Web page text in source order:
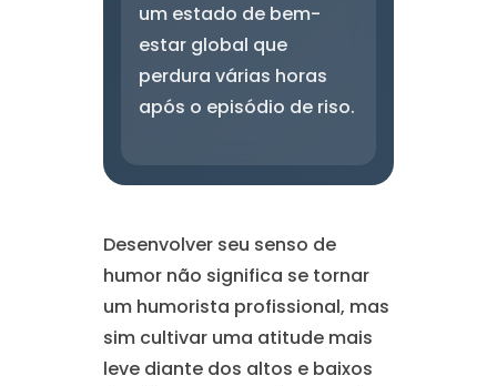
um estado de bem-
estar global que
perdura várias horas
após o episódio de riso.
Desenvolver seu senso de
humor não significa se tornar
um humorista profissional, mas
sim cultivar uma atitude mais
leve diante dos altos e baixos